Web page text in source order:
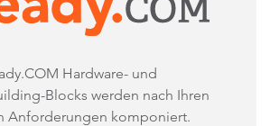
Hardware- und
Blocks werden nach Ihren
Anforderungen komponiert.